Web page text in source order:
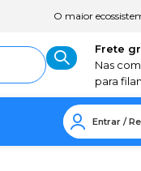
O maior
Frete
Nas
para
Entrar /